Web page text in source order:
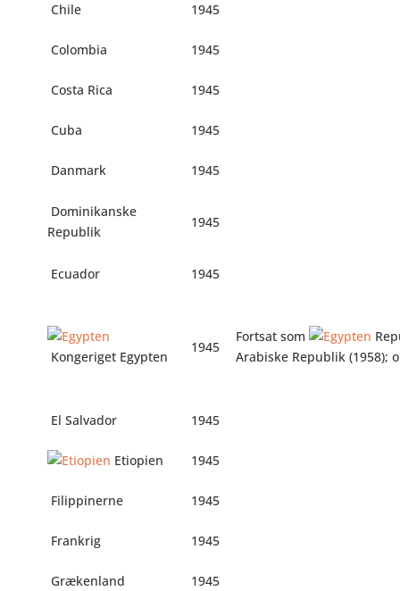
Chile 1945
Colombia 1945
Costa Rica 1945
Cuba 1945
Danmark 1945
Dominikanske
Republik
1945
Ecuador 1945
Kongeriget Egypten
1945
Fortsat som
Arabiske Republik (1958);
El Salvador 1945
Etiopien 1945
Filippinerne 1945
Frankrig 1945
Grækenland 1945